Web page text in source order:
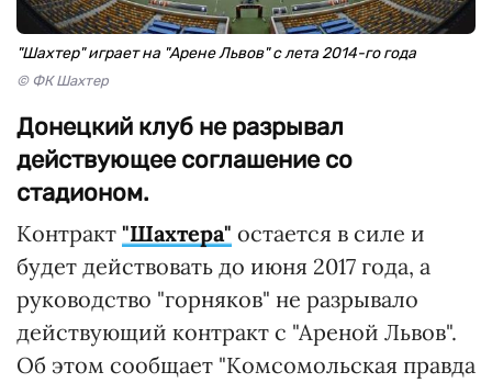
"Шахтер" играет на "Арене Львов" с лета 2014-го года
© ФК Шахтер
Донецкий клуб не разрывал
действующее соглашение со
стадионом.
Контракт "Шахтера" остается в силе и
будет действовать до июня 2017 года, а
руководство "горняков" не разрывало
действующий контракт с "Ареной Львов".
Об этом сообщает "Комсомольская правда